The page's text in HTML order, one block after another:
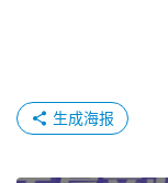
生成海报